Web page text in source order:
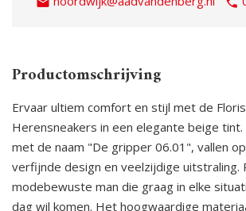
Productomschrijving
Ervaar ultiem comfort en stijl met de
Herensneakers in een elegante beige
met de naam "De gripper 06.01", vallen
verfijnde design en veelzijdige uitstraling.
modebewuste man die graag in elke
dag wil komen. Het hoogwaardige